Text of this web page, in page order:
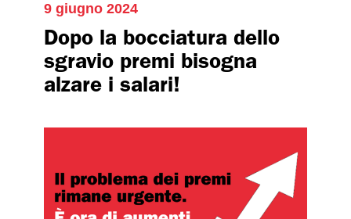
9 giugno 2024
Dopo la bocciatura dello
sgravio premi bisogna
alzare i salari!